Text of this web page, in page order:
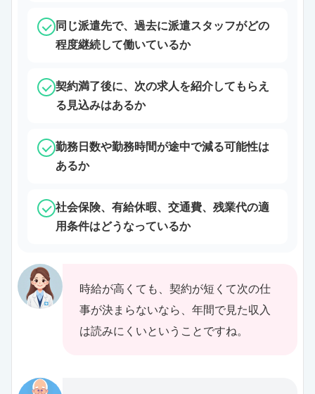
同じ派遣先で、過去に派遣スタッフがどの
程度継続して働いているか
契約満了後に、次の求人を紹介してもらえ
る見込みはあるか
勤務日数や勤務時間が途中で減る可能性は
あるか
社会保険、有給休暇、交通費、残業代の適
用条件はどうなっているか
時給が高くても、契約が短くて次の仕
事が決まらないなら、年間で見た収入
は読みにくいということですね。